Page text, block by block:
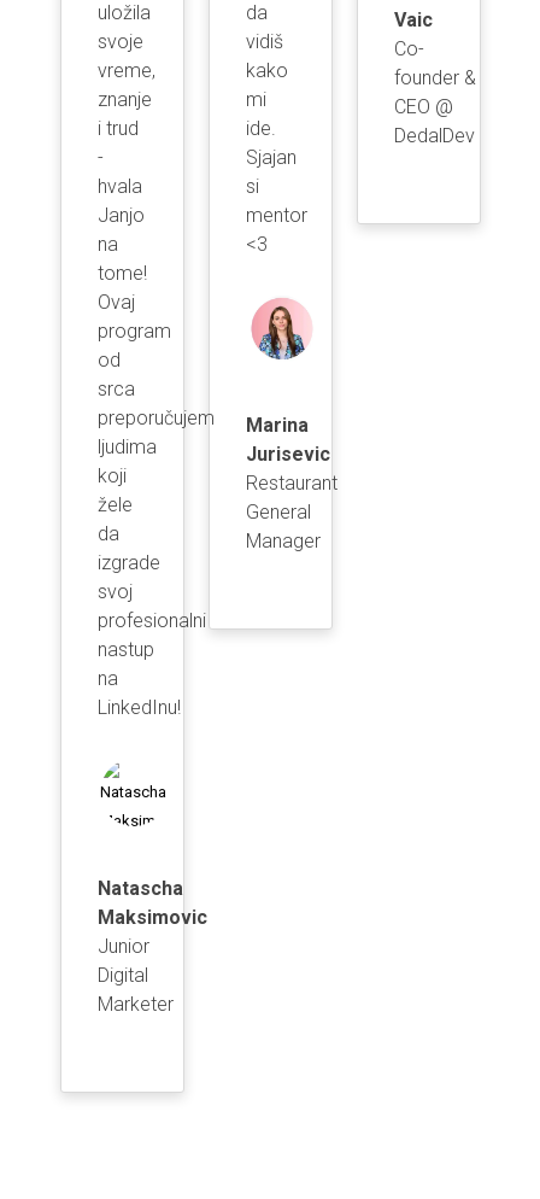
uložila
svoje
vreme,
znanje
i trud
-
hvala
Janjo
na
tome!
Ovaj
program
od
srca
preporučujem
ljudima
koji
žele
da
izgrade
svoj
profesionalni
nastup
na
LinkedInu!
Natascha
Maksimovic
Junior
Digital
Marketer
da
vidiš
kako
mi
ide.
Sjajan
si
mentor
<3
Marina
Jurisevic
Restaurant
General
Manager
Vaic
Co-
founder &
CEO @
DedalDev